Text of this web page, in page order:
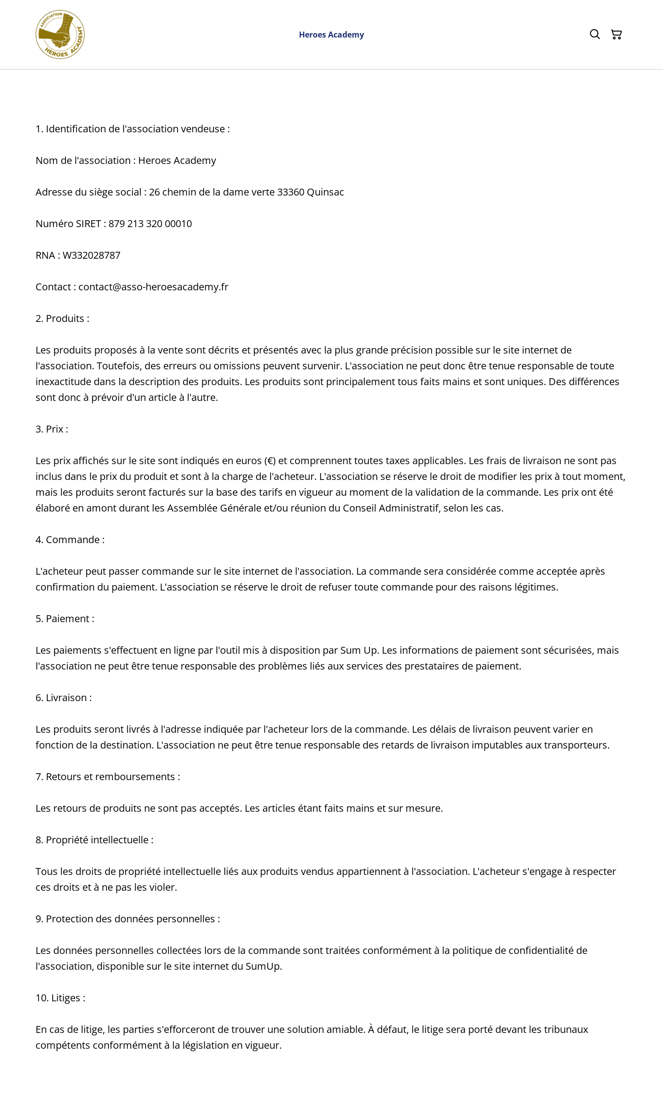
Heroes Academy
1. Identification de l'association vendeuse :
Nom de l'association : Heroes Academy
Adresse du siège social : 26 chemin de la dame verte 33360 Quinsac
Numéro SIRET : 879 213 320 00010
RNA : W332028787
Contact : contact@asso-heroesacademy.fr
2. Produits :
Les produits proposés à la vente sont décrits et présentés avec la plus grande précision possible sur le site internet de
l'association. Toutefois, des erreurs ou omissions peuvent survenir. L'association ne peut donc être tenue responsable de toute
inexactitude dans la description des produits. Les produits sont principalement tous faits mains et sont uniques. Des différences
sont donc à prévoir d'un article à l'autre.
3. Prix :
Les prix affichés sur le site sont indiqués en euros (€) et comprennent toutes taxes applicables. Les frais de livraison ne sont pas
inclus dans le prix du produit et sont à la charge de l'acheteur. L'association se réserve le droit de modifier les prix à tout moment,
mais les produits seront facturés sur la base des tarifs en vigueur au moment de la validation de la commande. Les prix ont été
élaboré en amont durant les Assemblée Générale et/ou réunion du Conseil Administratif, selon les cas.
4. Commande :
L'acheteur peut passer commande sur le site internet de l'association. La commande sera considérée comme acceptée après
confirmation du paiement. L'association se réserve le droit de refuser toute commande pour des raisons légitimes.
5. Paiement :
Les paiements s'effectuent en ligne par l'outil mis à disposition par Sum Up. Les informations de paiement sont sécurisées, mais
l'association ne peut être tenue responsable des problèmes liés aux services des prestataires de paiement.
6. Livraison :
Les produits seront livrés à l'adresse indiquée par l'acheteur lors de la commande. Les délais de livraison peuvent varier en
fonction de la destination. L'association ne peut être tenue responsable des retards de livraison imputables aux transporteurs.
7. Retours et remboursements :
Les retours de produits ne sont pas acceptés. Les articles étant faits mains et sur mesure.
8. Propriété intellectuelle :
Tous les droits de propriété intellectuelle liés aux produits vendus appartiennent à l'association. L'acheteur s'engage à respecter
ces droits et à ne pas les violer.
9. Protection des données personnelles :
Les données personnelles collectées lors de la commande sont traitées conformément à la politique de confidentialité de
l'association, disponible sur le site internet du SumUp.
10. Litiges :
En cas de litige, les parties s'efforceront de trouver une solution amiable. À défaut, le litige sera porté devant les tribunaux
compétents conformément à la législation en vigueur.